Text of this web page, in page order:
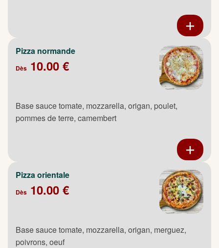
Pizza normande
Dès 10.00 €
Base sauce tomate, mozzarella, origan, poulet,
pommes de terre, camembert
Pizza orientale
Dès 10.00 €
Base sauce tomate, mozzarella, origan, merguez,
poivrons, oeuf